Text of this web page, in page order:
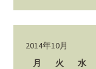
2014年10月
月
火 水